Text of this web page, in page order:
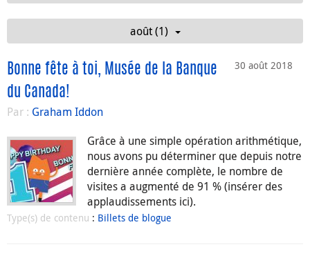
août (1)
30 août 2018
Bonne fête à toi, Musée de la Banque
du Canada!
Par : Graham Iddon
Grâce à une simple opération arithmétique,
nous avons pu déterminer que depuis notre
dernière année complète, le nombre de
visites a augmenté de 91 % (insérer des
applaudissements ici).
Type(s) de contenu : Billets de blogue